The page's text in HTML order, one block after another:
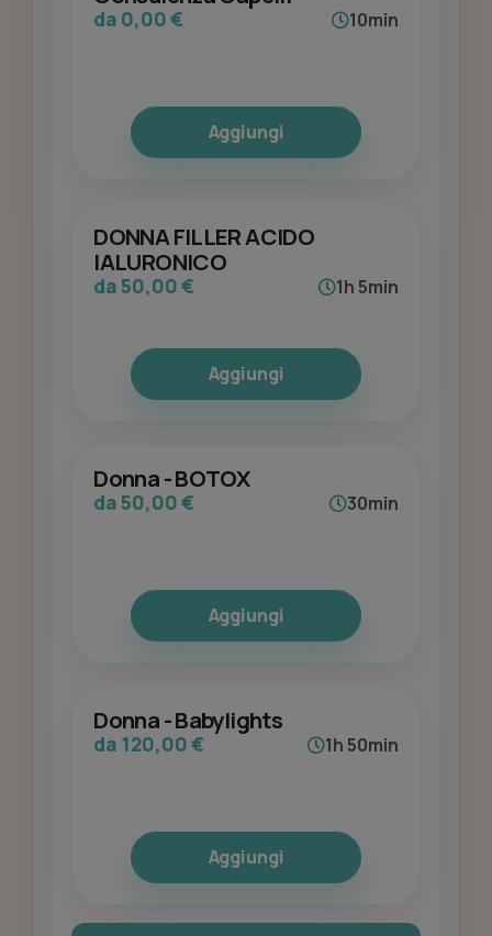
da 0,00 € 10min
Aggiungi
DONNA FILLER ACIDO
IALURONICO
da 50,00 € 1h 5min
Aggiungi
Donna - BOTOX
da 50,00 € 30min
Aggiungi
Donna - Babylights
da 120,00 € 1h 50min
Aggiungi